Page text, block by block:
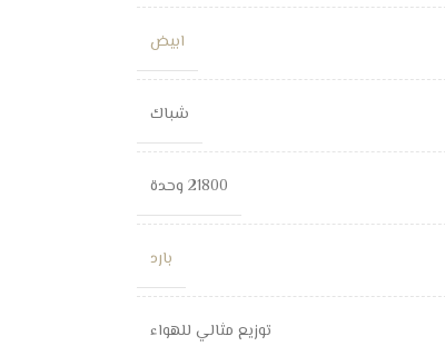
ابيض
شباك
21800 وحدة
بارد
توزيع مثالي للهواء